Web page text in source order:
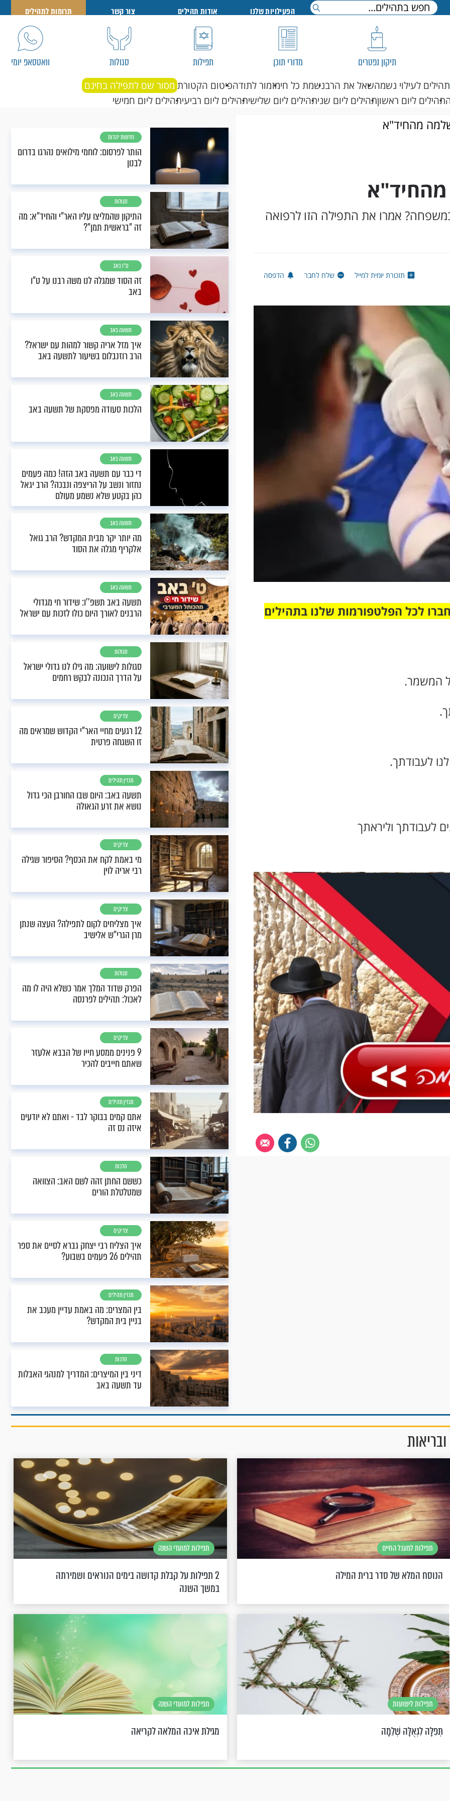
הפעילויות שלנו אודות תהילים צור קשר תרומות לתהילים
תיקון נפטרים מדורי תוכן תפילות סגולות וואטסאפ יומי
תהילים לעילוי נשמהשאל את הרבנשמת כל חימזמור לתודהפיטום הקטורת מסור שם לתפילה בחינם
תהילים ליום ראשוןתהילים ליום שניתהילים ליום שלישיתהילים ליום רביעיתהילים ליום חמישי
מהחיד"א
אמרו את התפילה הזו לרפואה
תזכורת יומית למייל שלח לחבר הדפסה
לכל הפלטפורמות שלנו בתהילים
המשמר.
לעבודתך.
לעבודתך וליראתך
חדשות יהדות
הותר לפרסום: לוחמי מילואים נהרגו בדרום
לבנון
סגולות
התיקון שהמליצו עליו האר"י והחיד"א: מה
זה "בראשית תמן"?
ט"ו באב
זה הסוד שמגלה לנו משה רבנו על ט"ו
באב
תשעה באב
איך מזל אריה קשור למהות עם ישראל?
הרב רוזנבלום בשיעור לתשעה באב
תשעה באב
הלכות סעודה מפסקת של תשעה באב
תשעה באב
די כבר עם תשעה באב הזה! כמה פעמים
נחזור ונשב על הריצפה ונבכה? הרב יגאל
כהן בקטע שלא נשמע מעולם
תשעה באב
מה יותר יקר מבית המקדש? הרב גואל
אלקריף מגלה את הסוד
תשעה באב
תשעה באב תשפ''ו: שידור חי מגדולי
הרבנים לאורך היום כולו לזכות עם ישראל
סגולות
סגולות לישועה: מה גילו לנו גדולי ישראל
על הדרך הנכונה לבקש רחמים
צדיקים
12 רגעים מחיי האר"י הקדוש שמראים מה
זו השגחה פרטית
מגזין תהילים
תשעה באב: היום שבו החורבן הכי גדול
נושא את זרע הגאולה
צדיקים
מי באמת לקח את הכסף? הסיפור שגילה
רבי אריה לוין
צדיקים
איך מצליחים לקום לתפילה? העצה שנתן
מרן הגרי"ש אלישיב
סגולות
הפרק שדוד המלך אמר כשלא היה לו מה
לאכול: תהילים לפרנסה
צדיקים
9 פנינים ממסע חייו של הבבא אלעזר
שאתם חייבים להכיר
מגזין תהילים
אתם קמים בבוקר לבד - ואתם לא יודעים
איזה נס זה
הלכות
כששם החתן זהה לשם האב: הצוואה
שמטלטלת הורים
צדיקים
איך הצליח רבי יצחק גברא לסיים את ספר
תהילים 26 פעמים בשבוע?
מגזין תהילים
בין המצרים: מה באמת עדיין מעכב את
בניין בית המקדש?
הלכות
דיני בין המיצרים: המדריך למנהגי האבלות
עד תשעה באב
תפילות למעגל החיים
הנוסח המלא של סדר ברית המילה
תפילות למועדי השנה
2 תפילות על קבלת קדושה בימים הנוראים ושמירתה
במשך השנה
תפילות לישועות
תְּפִלָּה לִגְאֻלָּה שְׁלֵמָה
תפילות למועדי השנה
מגילת איכה המלאה לקריאה